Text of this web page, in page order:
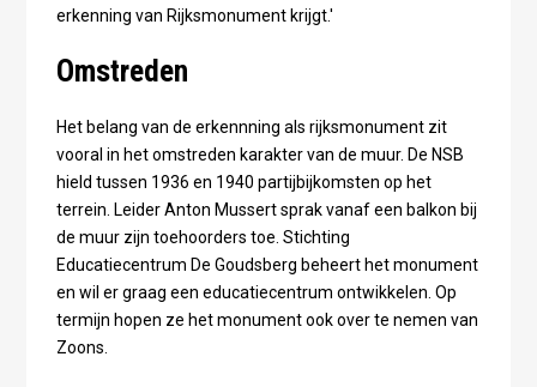
erkenning van Rijksmonument krijgt.'
Omstreden
Het belang van de erkennning als rijksmonument zit
vooral in het omstreden karakter van de muur. De NSB
hield tussen 1936 en 1940 partijbijkomsten op het
terrein. Leider Anton Mussert sprak vanaf een balkon bij
de muur zijn toehoorders toe. Stichting
Educatiecentrum De Goudsberg beheert het monument
en wil er graag een educatiecentrum ontwikkelen. Op
termijn hopen ze het monument ook over te nemen van
Zoons.